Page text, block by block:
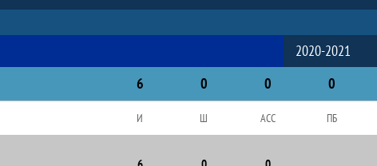
2020-2021
6
0 0 0
И Ш АСС ПБ